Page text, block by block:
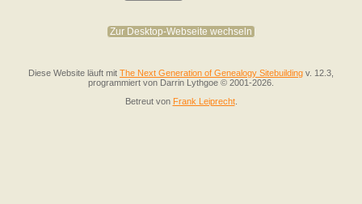
Zur Desktop-Webseite wechseln
Diese Website läuft mit The Next Generation of Genealogy Sitebuilding v. 12.3,
programmiert von Darrin Lythgoe © 2001-2026.
Betreut von Frank Leiprecht.